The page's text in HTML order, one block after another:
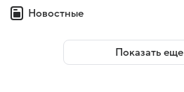
Новостные
Показать еще